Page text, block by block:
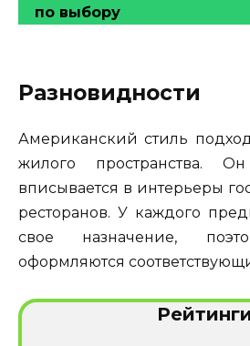
по выбору
Разновидности
Американский стиль
жилого пространства.
вписывается в интерьеры
ресторанов. У каждого
свое назначение,
оформляются